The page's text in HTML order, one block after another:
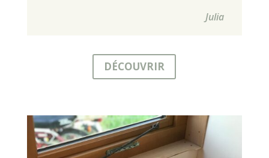
Julia
DÉCOUVRIR